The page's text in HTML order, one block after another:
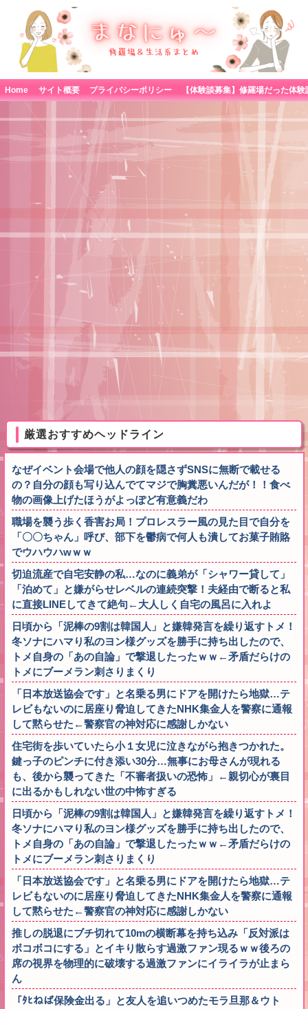
Home サイト概要 プライバシーポリシー
厳選おすすめヘッドライン
なぜイベント会場で他人の顔を隠さずSNSに無断で載せる
の？自分の顔も写り込んでてマジで胸糞悪いんだが！！食べ
物の画像上げたほうがよっぽど有意義だわ
職場を襲う歩く香害お局！プロレスラー風の見た目で自分を
「〇〇ちゃん」呼び、部下を鬱病で何人も潰してお菓子賄賂
でウハウハwｗｗ
切迫流産で自宅安静の私…なのに義弟が「シャワー貸して」
「泊めて」と嫌がらせレベルの連続突撃！夫経由で断ると私
に直接LINEしてきて絶句←大人しく自宅の風呂に入れよ
日頃から「泥棒の9割は韓国人」と嫌韓発言を繰り返すトメ！
冬ソナにハマり私のヨン様グッズを勝手に持ち出したので、
トメ自身の「あの自論」で撃退したったｗｗ←矛盾だらけの
トメにブーメラン刺さりまくり
「日本放送協会です」と名乗る男にドアを開けたら地獄…テ
レビもないのに居座り脅迫してきたNHK集金人を警察に通報
して黙らせた←警察官の神対応に感謝しかない
住宅街を歩いていたら小１女児に泣きながら抱きつかれた。
鍵っ子のピンチに付き添い30分…無事にお母さんが現れる
も、後から襲ってきた「不審者扱いの恐怖」←親切心が裏目
に出るかもしれない世の中怖すぎる
日頃から「泥棒の9割は韓国人」と嫌韓発言を繰り返すトメ！
冬ソナにハマり私のヨン様グッズを勝手に持ち出したので、
トメ自身の「あの自論」で撃退したったｗｗ←矛盾だらけの
トメにブーメラン刺さりまくり
「日本放送協会です」と名乗る男にドアを開けたら地獄…テ
レビもないのに居座り脅迫してきたNHK集金人を警察に通報
して黙らせた←警察官の神対応に感謝しかない
推しの脱退にブチ切れて10mの横断幕を持ち込み「反対派は
ボコボコにする」とイキり散らす過激ファン現るｗｗ後ろの
席の視界を物理的に破壊する過激ファンにイライラが止まら
ん
「ﾀﾋねば保険金出る」と友人を追いつめたモラ旦那＆ウト